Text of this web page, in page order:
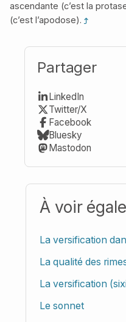
ascendante (c’est la
(c’est l’apodose).
Partager
LinkedIn
Twitter/X
Facebook
Bluesky
Mastodon
À voir
La versification
La qualité des
La versification
Le sonnet